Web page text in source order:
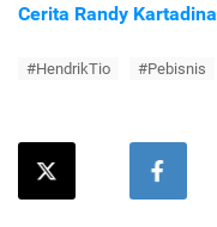
Cerita Randy
#HendrikTio #Pebisnis